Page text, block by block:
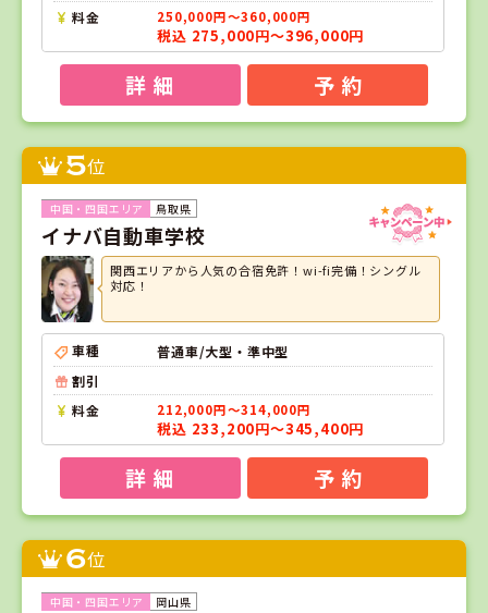
料金
250,000円～360,000円
税込 275,000円～396,000円
詳 細 予 約
5位
鳥取県
イナバ自動車学校
関西エリアから人気の合宿免許！wi-fi完備！シングル
対応！
車種
普通車/大型・準中型
割引
料金
212,000円～314,000円
税込 233,200円～345,400円
詳 細 予 約
6位
岡山県